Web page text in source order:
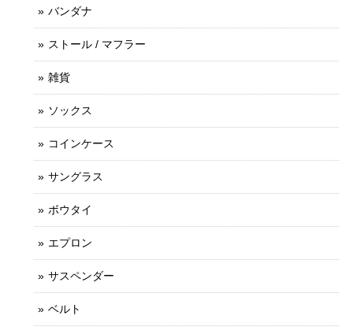
バンダナ
ストール / マフラー
雑貨
ソックス
コインケース
サングラス
ボウタイ
エプロン
サスペンダー
ベルト